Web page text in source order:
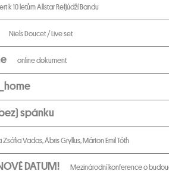
k 10 letům Allstar Refjúdží Bandu
Niels Doucet / Live set
online dokument
spánku
Zsófia Vadas, Ábris Gryllus, Márton Emil Tóth
DATUM! Mezinárodní konference o